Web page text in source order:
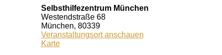
Selbsthilfezentrum München
Westendstraße 68
München, 80339
Veranstaltungsort anschauen
KarteSelbsthilfezentrum